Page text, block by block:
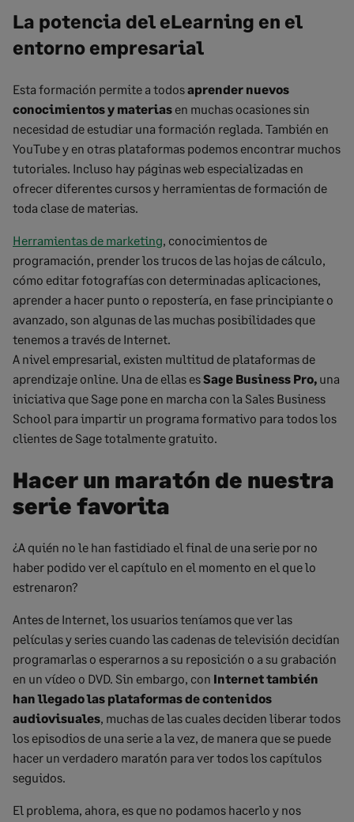
La potencia del eLearning en el
entorno empresarial
Esta formación permite a todosaprender nuevos
conocimientos y materias en muchas ocasiones sin
necesidad de estudiar una formación reglada. También en
YouTube y en otras plataformas podemos encontrar muchos
tutoriales. Incluso hay páginas web especializadas en
ofrecer diferentes cursos y herramientas de formación de
toda clase de materias.
Herramientas de marketing, conocimientos de
programación, prender los trucos de las hojas de cálculo,
cómo editar fotografías con determinadas aplicaciones,
aprender a hacer punto o repostería, en fase principiante o
avanzado, son algunas de las muchas posibilidades que
tenemos a través de Internet.
A nivel empresarial, existen multitud de plataformas de
aprendizaje online. Una de ellas esSage Business Pro, una
iniciativa que Sage pone en marcha con la Sales Business
School para impartir un programa formativo para todos los
clientes de Sage totalmente gratuito.
Hacer un maratón de nuestra
serie favorita
¿A quién no le han fastidiado el final de una serie por no
haber podido ver el capítulo en el momento en el que lo
estrenaron?
Antes de Internet, los usuarios teníamos que ver las
películas y series cuando las cadenas de televisión decidían
programarlas o esperarnos a su reposición o a su grabación
en un vídeo o DVD. Sin embargo, con Internet también
han llegado las plataformas de contenidos
audiovisuales, muchas de las cuales deciden liberar todos
los episodios de una serie a la vez, de manera que se puede
hacer un verdadero maratón para ver todos los capítulos
seguidos.
El problema, ahora, es que no podamos hacerlo y nos